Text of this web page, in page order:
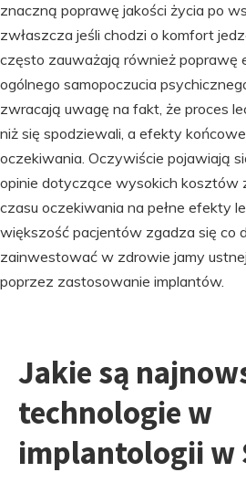
znaczną poprawę jakości życia po
zwłaszcza jeśli chodzi o komfort
często zauważają również poprawę
ogólnego samopoczucia
zwracają uwagę na fakt, że proces
niż się spodziewali, a efekty
oczekiwania. Oczywiście pojawiają
opinie dotyczące wysokich kosztów
czasu oczekiwania na pełne efekty
większość pacjentów zgadza się co
zainwestować w zdrowie jamy
poprzez zastosowanie implantów.
Jakie są
technologie w
implantologii w